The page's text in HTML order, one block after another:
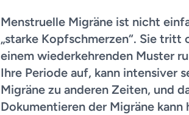
Menstruelle Migräne ist nicht
„starke Kopfschmerzen“. Sie tritt
einem wiederkehrenden Muster
Ihre Periode auf, kann intensiver
Migräne zu anderen Zeiten, und
Dokumentieren der Migräne kann